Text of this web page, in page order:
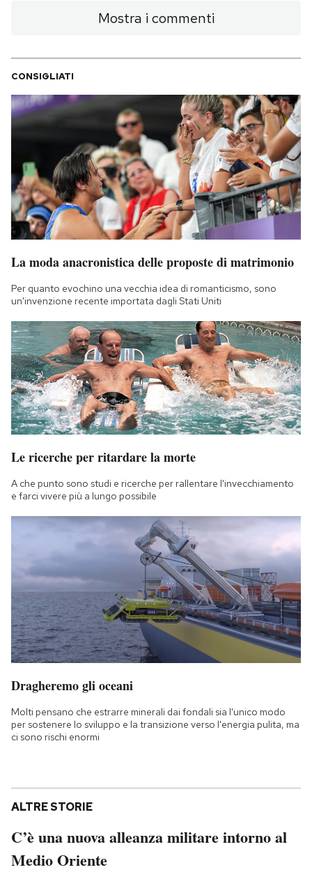
Mostra i commenti
CONSIGLIATI
La moda anacronistica delle proposte di matrimonio
Per quanto evochino una vecchia idea di romanticismo, sono
un'invenzione recente importata dagli Stati Uniti
Le ricerche per ritardare la morte
A che punto sono studi e ricerche per rallentare l'invecchiamento
e farci vivere più a lungo possibile
Dragheremo gli oceani
Molti pensano che estrarre minerali dai fondali sia l'unico modo
per sostenere lo sviluppo e la transizione verso l'energia pulita, ma
ci sono rischi enormi
ALTRE STORIE
C’è una nuova alleanza militare intorno al
Medio Oriente